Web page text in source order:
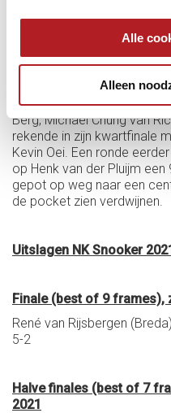
Alle
Alleen
Aarts verloor in de
comeback uiteindelijk met
openingswedstrijd aan de
Jerom Meeus uit
sneuvelden ook twee
van clubgenoten. Mark
Berg, Michael Chung van
rekende in zijn kwartfinale
Kevin Oei. Een ronde
op Henk van der Pluijm
gepot op weg naar een
de pocket zien verdwijnen.
Uitslagen NK Snooker
Finale (best of 9 frames),
René van Rijsbergen
5-2
Halve finales (best of 7
2021